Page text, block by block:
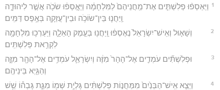
1 וַיַּאַסְפ֨וּ פְלִשְׁתִּ֤ים אֶת־מַֽחֲנֵיהֶם֙ לַמִּלְחָמָ֔ה וַיֵּאָ֣סְפ֔וּ שֹׂכֹ֖ה אֲשֶׁ֣ר לִיהוּדָ֑ה
וַֽיַּחֲנ֛וּ בֵּין־שׂוֹכֹ֥ה וּבֵין־עֲזֵקָ֖ה בְּאֶ֥פֶס דַּמִּֽים׃
2
וְשָׁא֤וּל וְאִֽישׁ־יִשְׂרָאֵל֙ נֶאֶסְפ֔וּ וַֽיַּחֲנ֖וּ בְּעֵ֣מֶק הָאֵלָ֑ה וַיַּעַרְכ֥וּ מִלְחָמָ֖ה
לִקְרַ֥את פְּלִשְׁתִּֽים׃
3
וּפְלִשְׁתִּ֞ים עֹמְדִ֤ים אֶל־הָהָר֙ מִזֶּ֔ה וְיִשְׂרָאֵ֛ל עֹמְדִ֥ים אֶל־הָהָ֖ר מִזֶּ֑ה
וְהַגַּ֖יְא בֵּינֵיהֶֽם׃
4
וַיֵּצֵ֤א אִֽישׁ־הַבֵּנַ֙יִם֙ מִמַּחֲנ֣וֹת פְּלִשְׁתִּ֔ים גָּלְיָ֥ת שְׁמ֖וֹ מִגַּ֑ת גָּבְה֕וֹ שֵׁ֥שׁ